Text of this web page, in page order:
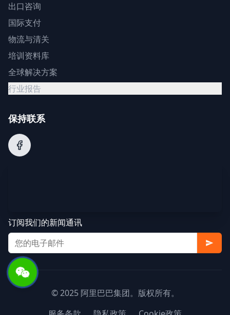
出口咨询
国际支付
物流与清关
培训资料库
全球解决方案
行业报告
保持联系
订阅我们的新闻通讯
© 2025 阿里巴巴集团。版权所有。